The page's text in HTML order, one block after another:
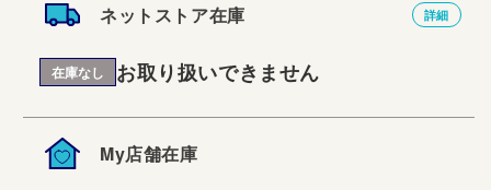
ネットストア在庫 詳細
在庫なし お取り扱いできません
My店舗在庫